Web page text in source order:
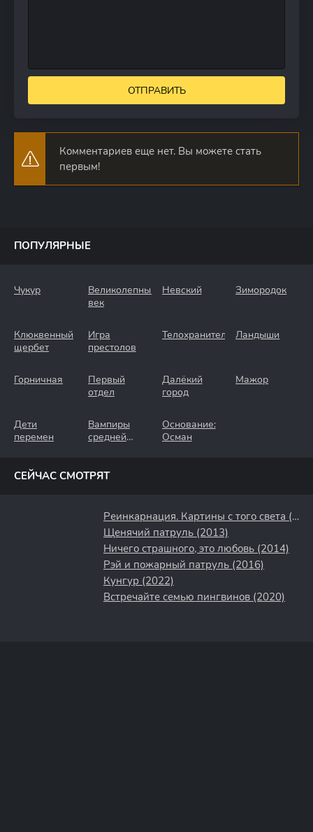
ОТПРАВИТЬ
Комментариев еще нет. Вы можете стать
первым!
ПОПУЛЯРНЫЕ
Чукур
Великолепный
век
Невский Зимородок
Клюквенный
щербет
Игра
престолов
Телохранители Ландыши
Горничная
Первый
отдел
Далёкий
город
Мажор
Дети
перемен
Вампиры
средней
Основание:
Осман
СЕЙЧАС СМОТРЯТ
Реинкарнация. Картины с того света (2022)
Щенячий патруль (2013)
Ничего страшного, это любовь (2014)
Рэй и пожарный патруль (2016)
Кунгур (2022)
Встречайте семью пингвинов (2020)